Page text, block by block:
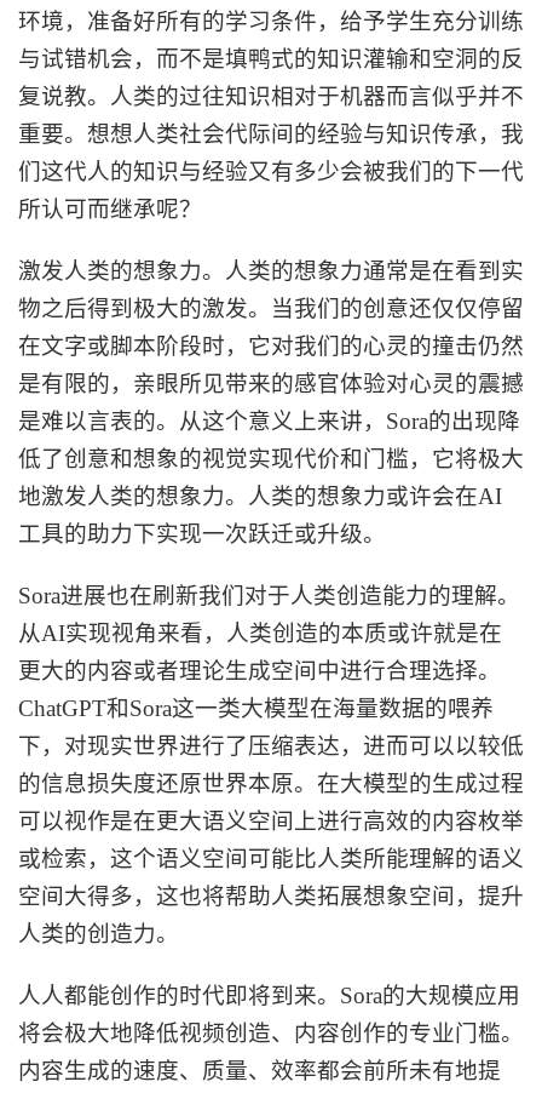
环境，准备好所有的学习条件，给予学生充分训练
与试错机会，而不是填鸭式的知识灌输和空洞的反
复说教。人类的过往知识相对于机器而言似乎并不
重要。想想人类社会代际间的经验与知识传承，我
们这代人的知识与经验又有多少会被我们的下一代
所认可而继承呢？
激发人类的想象力。人类的想象力通常是在看到实
物之后得到极大的激发。当我们的创意还仅仅停留
在文字或脚本阶段时，它对我们的心灵的撞击仍然
是有限的，亲眼所见带来的感官体验对心灵的震撼
是难以言表的。从这个意义上来讲， Sora的出现降
低了创意和想象的视觉实现代价和门槛，它将极大
地激发人类的想象力。人类的想象力或许会在AI
工具的助力下实现一次跃迁或升级。
Sora进展也在刷新我们对于人类创造能力的理解。
从AI实现视角来看，人类创造的本质或许就是在
更大的内容或者理论生成空间中进行合理选择。
ChatGPT和Sora这一类大模型在海量数据的喂养
下，对现实世界进行了压缩表达，进而可以以较低
的信息损失度还原世界本原。在大模型的生成过程
可以视作是在更大语义空间上进行高效的内容枚举
或检索，这个语义空间可能比人类所能理解的语义
空间大得多，这也将帮助人类拓展想象空间，提升
人类的创造力。
人人都能创作的时代即将到来。 Sora的大规模应用
将会极大地降低视频创造、内容创作的专业门槛。
内容生成的速度、质量、效率都会前所未有地提